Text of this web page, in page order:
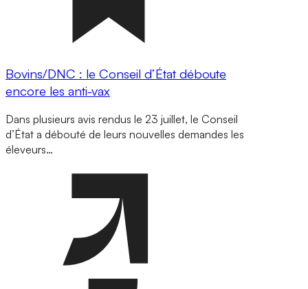
Bovins/DNC : le Conseil d’État déboute
encore les anti-vax
Dans plusieurs avis rendus le 23 juillet, le Conseil
d’État a débouté de leurs nouvelles demandes les
éleveurs…